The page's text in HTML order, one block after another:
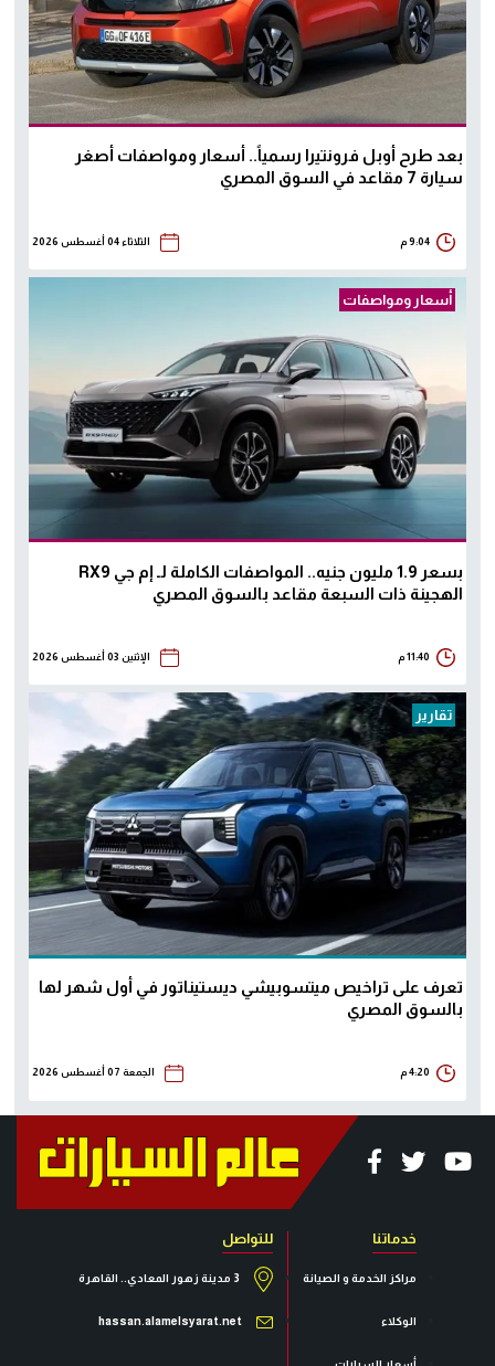
بعد طرح أوبل فرونتيرا رسمياً.. أسعار ومواصفات أصغر
سيارة 7 مقاعد في السوق المصري
9:04 م الثلاثاء 04 أغسطس 2026
أسعار ومواصفات
بسعر 1.9 مليون جنيه.. المواصفات الكاملة لـ إم جي RX9
الهجينة ذات السبعة مقاعد بالسوق المصري
11:40 م الإثنين 03 أغسطس 2026
تقارير
تعرف على تراخيص ميتسوبيشي ديستيناتور في أول شهر لها
بالسوق المصري
4:20 م الجمعة 07 أغسطس 2026
خدماتنا
مراكز الخدمة و الصيانة
الوكلاء
للتواصل
3 مدينة زهور المعادي.. القاهرة
hassan.alamelsyarat.net